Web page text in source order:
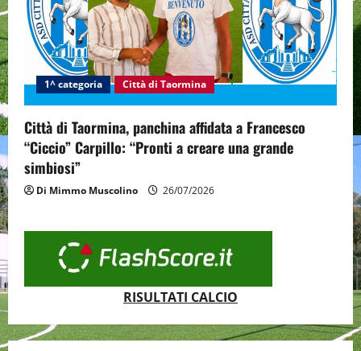
1^ categoria Città di Taormina
Città di Taormina, panchina affidata a Francesco
“Ciccio” Carpillo: “Pronti a creare una grande
simbiosi”
Di Mimmo Muscolino 26/07/2026
RISULTATI CALCIO